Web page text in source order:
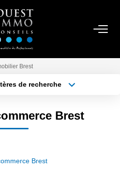
NOUS
Brest
de recherche
Brest
Brest